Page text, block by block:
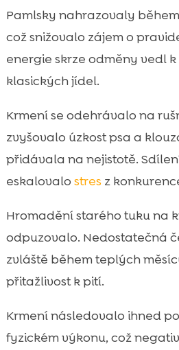
Pamlsky nahrazovaly
což snižovalo zájem o
energie skrze odměny vedl
klasických jídel.
Krmení se odehrávalo na
zvyšovalo úzkost psa a
přidávala na nejistotě.
eskalovalo stres z
Hromadění starého tuku na
odpuzovalo. Nedostatečná
zvláště během teplých
přitažlivost k pití.
Krmení následovalo ihned
fyzickém výkonu, což